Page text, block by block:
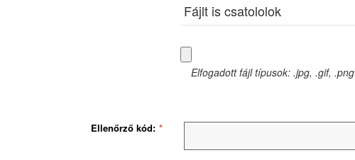
Fájlt is csatololok
Elfogadott fájl típusok: .jpg, .gif, .png
Ellenőrző kód: